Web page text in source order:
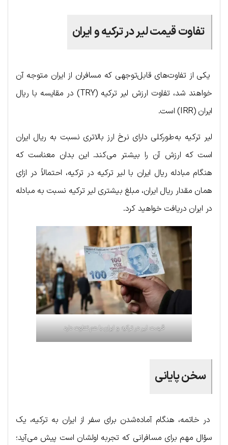
تفاوت قیمت لیر در ترکیه و ایران
یکی از تفاوت‌های قابل‌توجهی که مسافران از ایران متوجه آن
خواهند شد، تفاوت ارزش لیر ترکیه (TRY) در مقایسه با ریال
ایران (IRR) است.
لیر ترکیه به‌طورکلی دارای نرخ ارز بالاتری نسبت به ریال ایران
است که ارزش آن را بیشتر می‌کند. این بدان معناست که
هنگام مبادله ریال ایران با لیر ترکیه در ترکیه، احتمالاً در ازای
همان مقدار ریال ایران، مبلغ بیشتری لیر ترکیه نسبت به مبادله
در ایران دریافت خواهید کرد.
قیمت لیر در ترکیه و ایران با هم تفاوت دارد
سخن پایانی
در خاتمه، هنگام آماده‌شدن برای سفر از ایران به ترکیه، یک
سؤال مهم برای مسافرانی که تجربه اولشان است پیش می‌آید؛